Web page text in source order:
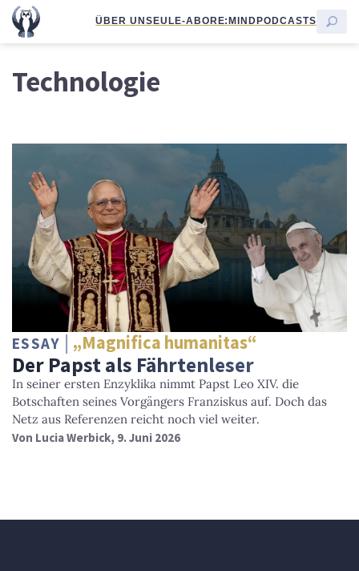
ÜBER UNSEULE-ABORE:MINDPODCASTS
Technologie
ESSAY „Magnifica humanitas“
Der Papst als Fährtenleser
In seiner ersten Enzyklika nimmt Papst Leo XIV. die
Botschaften seines Vorgängers Franziskus auf. Doch das
Netz aus Referenzen reicht noch viel weiter.
Von Lucia Werbick, 9. Juni 2026